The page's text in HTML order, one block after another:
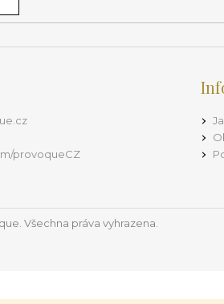
provoqueCZ
. Všechna práva vyhrazena.